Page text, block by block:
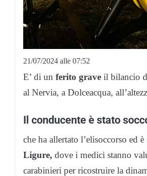
21/07/2024 alle 07:52
E’ di un ferito grave il bilancio
al Nervia, a Dolceacqua,
Il conducente è stato
che ha allertato l’elisoccorso ed
Ligure, dove i medici stanno
carabinieri per ricostruire la